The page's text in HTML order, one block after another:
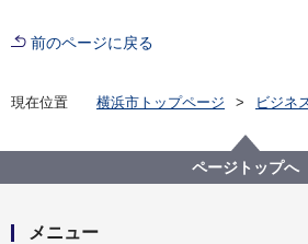
前のページに戻る
現在位置 横浜市トップページ
ビジネ
リサイクル法関連
工事情報用語解説ページトップへ
メニュー